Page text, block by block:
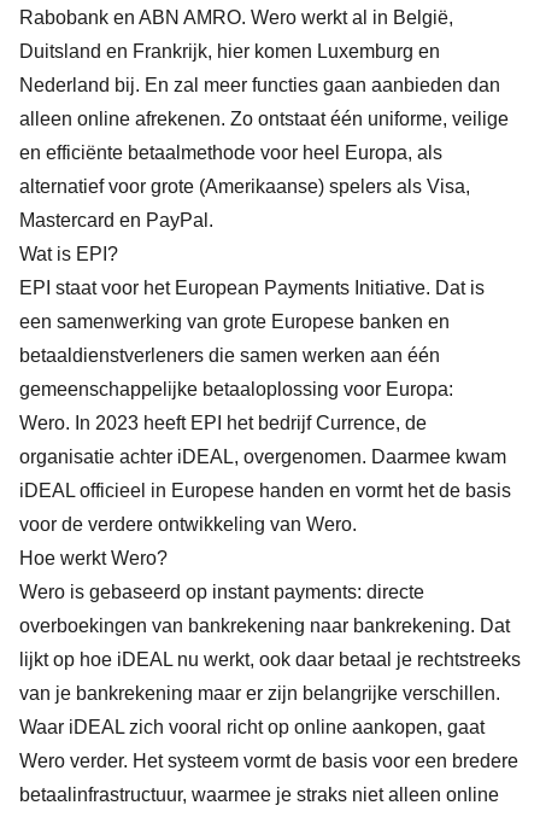
Rabobank en ABN AMRO. Wero werkt al in België,
Duitsland en Frankrijk, hier komen Luxemburg en
Nederland bij. En zal meer functies gaan aanbieden dan
alleen online afrekenen. Zo ontstaat één uniforme, veilige
en efficiënte betaalmethode voor heel Europa, als
alternatief voor grote (Amerikaanse) spelers als Visa,
Mastercard en PayPal.
Wat is EPI?
EPI staat voor het European Payments Initiative. Dat is
een samenwerking van grote Europese banken en
betaaldienstverleners die samen werken aan één
gemeenschappelijke betaaloplossing voor Europa:
Wero. In 2023 heeft EPI het bedrijf Currence, de
organisatie achter iDEAL, overgenomen. Daarmee kwam
iDEAL officieel in Europese handen en vormt het de basis
voor de verdere ontwikkeling van Wero.
Hoe werkt Wero?
Wero is gebaseerd op instant payments: directe
overboekingen van bankrekening naar bankrekening. Dat
lijkt op hoe iDEAL nu werkt, ook daar betaal je rechtstreeks
van je bankrekening maar er zijn belangrijke verschillen.
Waar iDEAL zich vooral richt op online aankopen, gaat
Wero verder. Het systeem vormt de basis voor een bredere
betaalinfrastructuur, waarmee je straks niet alleen online